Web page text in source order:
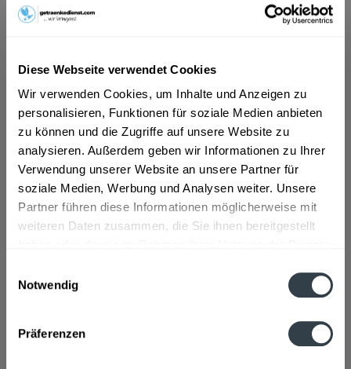
Diese Webseite verwendet Cookies
Wir verwenden Cookies, um Inhalte und Anzeigen zu
personalisieren, Funktionen für soziale Medien anbieten
zu können und die Zugriffe auf unsere Website zu
analysieren. Außerdem geben wir Informationen zu Ihrer
Verwendung unserer Website an unsere Partner für
soziale Medien, Werbung und Analysen weiter. Unsere
Partner führen diese Informationen möglicherweise mit
weiteren Daten zusammen, die Sie ihnen bereitgestellt
Notwendig
Präferenzen
ab 101,01 € *
Inhalt:0.25 Liter (404,04 € * / 1 Liter)
inkl. MwSt.ggf. zzgl. Erschwerniszuschlag
Vorrätig
In den Warenkorb
Artikel-Nr.:
32498
Verfügbar in:
mehr
Zutaten und Allergene